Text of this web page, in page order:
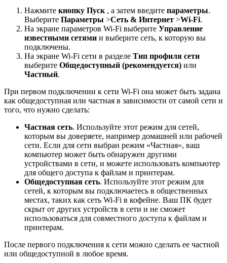
Нажмите кнопку Пуск , а затем введите параметры.
Выберите Параметры >Сеть & Интернет >Wi-Fi.
На экране параметров Wi-Fi выберите Управление
известными сетями и выберите сеть, к которую вы
подключены.
На экране Wi-Fi сети в разделе Тип профиля сети
выберите Общедоступный (рекомендуется) или
Частный.
При первом подключении к сети Wi-Fi она может быть задана
как общедоступная или частная в зависимости от самой сети и
того, что нужно сделать:
Частная сеть. Используйте этот режим для сетей,
которым вы доверяете, например домашней или рабочей
сети. Если для сети выбран режим «Частная», ваш
компьютер может быть обнаружен другими
устройствами в сети, и можете использовать компьютер
для общего доступа к файлам и принтерам.
Общедоступная сеть. Используйте этот режим для
сетей, к которым вы подключаетесь в общественных
местах, таких как сеть Wi-Fi в кофейне. Ваш ПК будет
скрыт от других устройств в сети и не сможет
использоваться для совместного доступа к файлам и
принтерам.
После первого подключения к сети можно сделать ее частной
или общедоступной в любое время.